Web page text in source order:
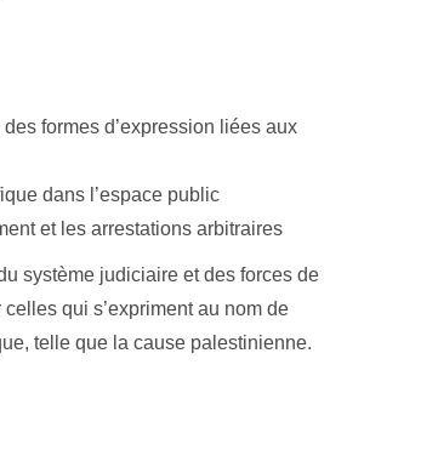
formes d’expression liées aux
dans l’espace public
et les arrestations arbitraires
système judiciaire et des forces de
qui s’expriment au nom de
telle que la cause palestinienne.